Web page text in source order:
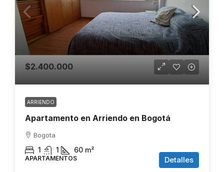
$2.400.000
ARRIENDO
Apartamento en Arriendo en Bogotá
Bogota
1 1 60 m²
APARTAMENTOS Detalles